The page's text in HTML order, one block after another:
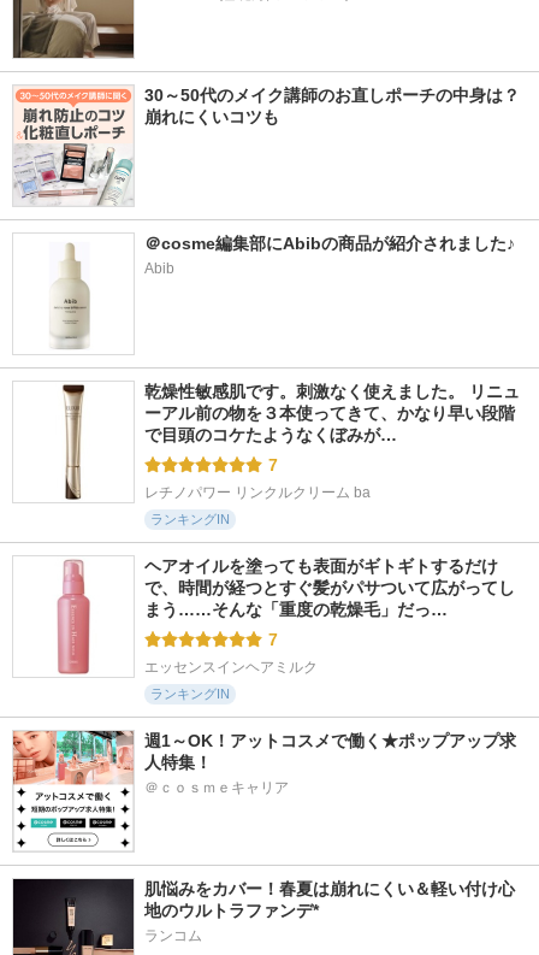
30～50代のメイク講師のお直しポーチの中身は？
崩れにくいコツも
＠cosme編集部にAbibの商品が紹介されました♪
Abib
乾燥性敏感肌です。刺激なく使えました。 リニュ
ーアル前の物を３本使ってきて、かなり早い段階
で目頭のコケたようなくぼみが…
7
レチノパワー リンクルクリーム ba
ランキングIN
ヘアオイルを塗っても表面がギトギトするだけ
で、時間が経つとすぐ髪がパサついて広がってし
まう……そんな「重度の乾燥毛」だっ…
7
エッセンスインヘアミルク
ランキングIN
週1～OK！アットコスメで働く★ポップアップ求
人特集！
＠ｃｏｓｍｅキャリア
肌悩みをカバー！春夏は崩れにくい＆軽い付け心
地のウルトラファンデ*
ランコム